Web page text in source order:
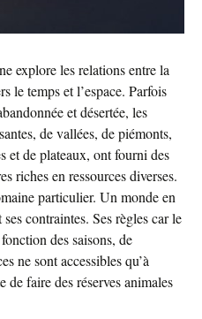
explore les relations entre la
le temps et l’espace. Parfois
et désertée, les
de vallées, de piémonts,
et de plateaux, ont fourni des
riches en ressources diverses.
particulier. Un monde en
contraintes. Ses règles car le
des saisons, de
ne sont accessibles qu’à
de faire des réserves animales